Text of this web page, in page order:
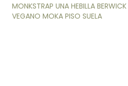
MONKSTRAP UNA HEBILLA
VEGANO MOKA PISO SUELA